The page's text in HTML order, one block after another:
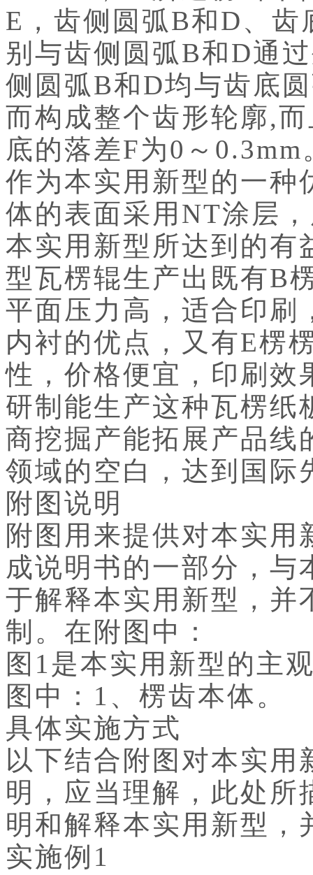
E，齿侧圆弧B和D、
别与齿侧圆弧B和D通
侧圆弧B和D均与齿底
而构成整个齿形轮廓,
底的落差F为0～0.3mm
作为本实用新型的一种
体的表面采用NT涂层
本实用新型所达到的有
型瓦楞辊生产出既有B
平面压力高，适合印刷
内衬的优点，又有E楞
性，价格便宜，印刷效
研制能生产这种瓦楞纸
商挖掘产能拓展产品线
领域的空白，达到国际
附图说明
附图用来提供对本实
成说明书的一部分，与
于解释本实用新型，并
制。在附图中：
图1是本实用新型的主
图中：1、楞齿本体。
具体实施方式
以下结合附图对本实
明，应当理解，此处所
明和解释本实用新型，
实施例1